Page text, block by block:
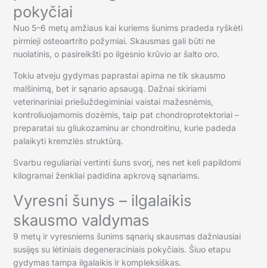
pokyčiai
Nuo 5–6 metų amžiaus kai kuriems šunims pradeda ryškėti
pirmieji osteoartrito požymiai. Skausmas gali būti ne
nuolatinis, o pasireikšti po ilgesnio krūvio ar šalto oro.
Tokiu atveju gydymas paprastai apima ne tik skausmo
malšinimą, bet ir sąnario apsaugą. Dažnai skiriami
veterinariniai priešuždegiminiai vaistai mažesnėmis,
kontroliuojamomis dozėmis, taip pat chondroprotektoriai –
preparatai su gliukozaminu ar chondroitinu, kurie padeda
palaikyti kremzlės struktūrą.
Svarbu reguliariai vertinti šuns svorį, nes net keli papildomi
kilogramai ženkliai padidina apkrovą sąnariams.
Vyresni šunys – ilgalaikis
skausmo valdymas
9 metų ir vyresniems šunims sąnarių skausmas dažniausiai
susijęs su lėtiniais degeneraciniais pokyčiais. Šiuo etapu
gydymas tampa ilgalaikis ir kompleksiškas.